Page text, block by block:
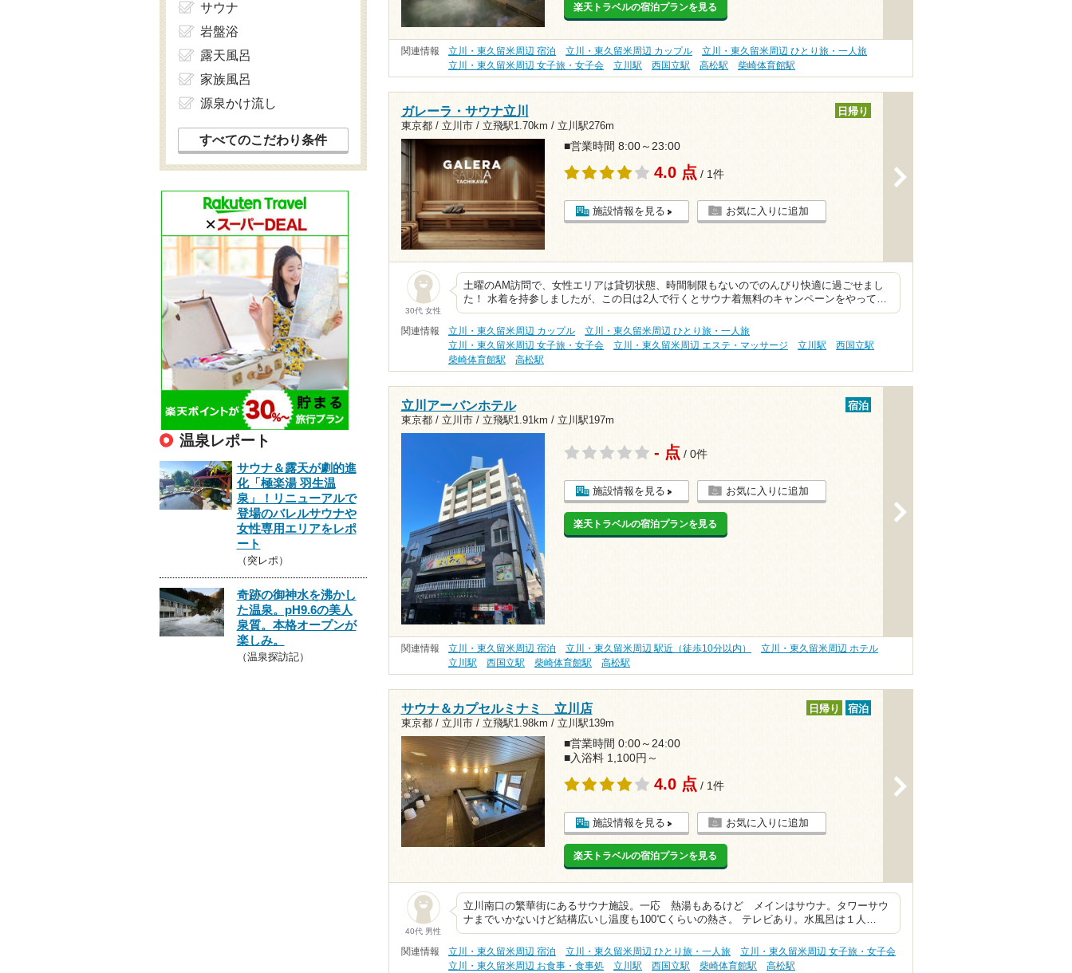
楽天トラベルの宿泊プランを見る
関連情報 立川・東久留米周辺 宿泊 立川・東久留米周辺 カップル
立川・東久留米周辺 ひとり旅・一人旅
立川・東久留米周辺 女子旅・女子会
立川駅 西国立駅 高松駅 柴崎体育館駅
ガレーラ・サウナ立川
東京都 / 立川市 / 立飛駅1.70km / 立川駅276m
日帰り
■営業時間 8:00～23:00
4.0 点 / 1件
施設情報を見る お気に入りに追加
30代 女性
土曜のAM訪問で、女性エリアは貸切状態、時間制限もないのでのんびり快適に過ごせまし
た！ 水着を持参しましたが、この日は2人で行くとサウナ着無料のキャンペーンをやって…
関連情報 立川・東久留米周辺 カップル
立川・東久留米周辺 ひとり旅・一人旅
立川・東久留米周辺 女子旅・女子会
立川・東久留米周辺 エステ・マッサージ 立川駅
西国立駅
柴崎体育館駅
高松駅
立川アーバンホテル
東京都 / 立川市 / 立飛駅1.91km / 立川駅197m
宿泊
- 点 / 0件
施設情報を見る お気に入りに追加
楽天トラベルの宿泊プランを見る
関連情報 立川・東久留米周辺 宿泊 立川・東久留米周辺 駅近（徒歩10分以内）
立川・東久留米周辺 ホテル
立川駅
西国立駅 柴崎体育館駅 高松駅
サウナ＆カプセルミナミ 立川店
東京都 / 立川市 / 立飛駅1.98km / 立川駅139m
日帰り 宿泊
■営業時間 0:00～24:00
■入浴料 1,100円～
4.0 点 / 1件
施設情報を見る お気に入りに追加
楽天トラベルの宿泊プランを見る
40代 男性
立川南口の繁華街にあるサウナ施設。一応 熱湯もあるけど メインはサウナ。タワーサウ
ナまでいかないけど結構広いし温度も100℃くらいの熱さ。 テレビあり。水風呂は１人…
関連情報 立川・東久留米周辺 宿泊 立川・東久留米周辺 ひとり旅・一人旅
立川・東久留米周辺 女子旅・女子会
立川・東久留米周辺 お食事・食事処
立川駅 西国立駅 柴崎体育館駅 高松駅
サウナ
岩盤浴
露天風呂
家族風呂
源泉かけ流し
すべてのこだわり条件
温泉レポート
サウナ＆露天が劇的進
化「極楽湯 羽生温
泉」！リニューアルで
登場のバレルサウナや
女性専用エリアをレポ
ート
（突レポ）
奇跡の御神水を沸かし
た温泉。pH9.6の美人
泉質。本格オープンが
楽しみ。
（温泉探訪記）